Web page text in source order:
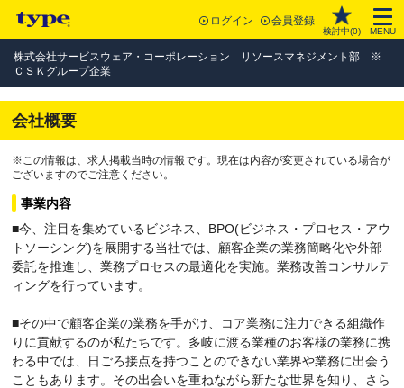
ログイン 会員登録
検討中(0) MENU
株式会社サービスウェア・コーポレーション リソースマネジメント部 ※
ＣＳＫグループ企業
会社概要
※この情報は、求人掲載当時の情報です。現在は内容が変更されている場合が
ございますのでご注意ください。
事業内容
■今、注目を集めているビジネス、BPO(ビジネス・プロセス・アウ
トソーシング)を展開する当社では、顧客企業の業務簡略化や外部
委託を推進し、業務プロセスの最適化を実施。業務改善コンサルテ
ィングを行っています。
■その中で顧客企業の業務を手がけ、コア業務に注力できる組織作
りに貢献するのが私たちです。多岐に渡る業種のお客様の業務に携
わる中では、日ごろ接点を持つことのできない業界や業務に出会う
こともあります。その出会いを重ねながら新たな世界を知り、さら